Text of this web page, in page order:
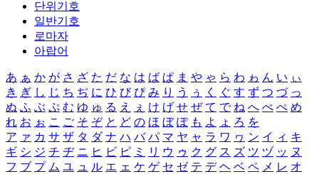
단위기호
일반기호
로마자
아랍어
あ ぁ か が さ ざ た だ な は ば ぱ ま や ゃ ら わ ゎ ん い ぃ
き ぎ し じ ち ぢ に ひ び ぴ み り う ぅ く ぐ す ず つ づ っ
ぬ ふ ぶ ぷ む ゆ ゅ る え ぇ け げ せ ぜ て で ね へ べ ぺ め
れ お ぉ こ ご そ ぞ と ど の ほ ぼ ぽ も よ ょ ろ を
ア ァ カ サ ザ タ ダ ナ ハ バ パ マ ヤ ャ ラ ワ ヮ ン イ ィ キ
ギ シ ジ チ ヂ ニ ヒ ビ ピ ミ リ ウ ゥ ク グ ス ズ ツ ヅ ッ ヌ
フ ブ プ ム ユ ュ ル エ ェ ケ ゲ セ ゼ テ デ ヘ ベ ペ メ レ オ